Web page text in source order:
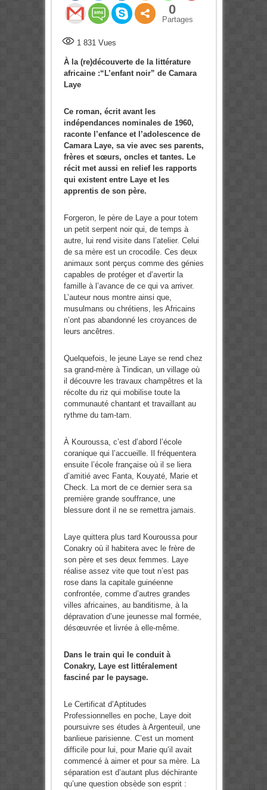
0
Partages
1 831Vues
À la (re)découverte de la littérature
africaine :“L’enfant noir” de Camara
Laye
Ce roman, écrit avant les
indépendances nominales de 1960,
raconte l’enfance et l’adolescence de
Camara Laye, sa vie avec ses parents,
frères et sœurs, oncles et tantes. Le
récit met aussi en relief les rapports
qui existent entre Laye et les
apprentis de son père.
Forgeron, le père de Laye a pour totem
un petit serpent noir qui, de temps à
autre, lui rend visite dans l’atelier. Celui
de sa mère est un crocodile. Ces deux
animaux sont perçus comme des génies
capables de protéger et d’avertir la
famille à l’avance de ce qui va arriver.
L’auteur nous montre ainsi que,
musulmans ou chrétiens, les Africains
n’ont pas abandonné les croyances de
leurs ancêtres.
Quelquefois, le jeune Laye se rend chez
sa grand-mère à Tindican, un village où
il découvre les travaux champêtres et la
récolte du riz qui mobilise toute la
communauté chantant et travaillant au
rythme du tam-tam.
À Kouroussa, c’est d’abord l’école
coranique qui l’accueille. Il fréquentera
ensuite l’école française où il se liera
d’amitié avec Fanta, Kouyaté, Marie et
Check. La mort de ce dernier sera sa
première grande souffrance, une
blessure dont il ne se remettra jamais.
Laye quittera plus tard Kouroussa pour
Conakry où il habitera avec le frère de
son père et ses deux femmes. Laye
réalise assez vite que tout n’est pas
rose dans la capitale guinéenne
confrontée, comme d’autres grandes
villes africaines, au banditisme, à la
dépravation d’une jeunesse mal formée,
désœuvrée et livrée à elle-même.
Dans le train qui le conduit à
Conakry, Laye est littéralement
fasciné par le paysage.
Le Certificat d’Aptitudes
Professionnelles en poche, Laye doit
poursuivre ses études à Argenteuil, une
banlieue parisienne. C’est un moment
difficile pour lui, pour Marie qu’il avait
commencé à aimer et pour sa mère. La
séparation est d’autant plus déchirante
qu’une question obsède son esprit :